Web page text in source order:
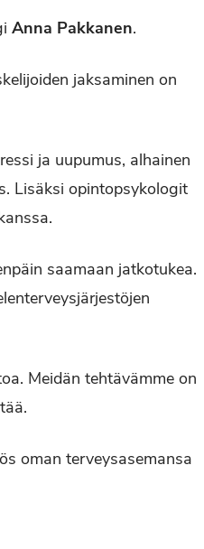
Anna Pakkanen.
jaksaminen on
ja uupumus, alhainen
Lisäksi opintopsykologit
saamaan jatkotukea.
Meidän tehtävämme on
oman terveysasemansa